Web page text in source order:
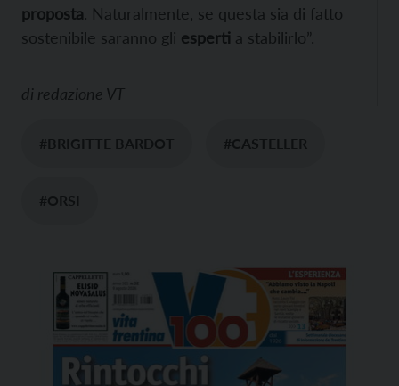
proposta. Naturalmente, se questa sia di fatto
sostenibile saranno gli esperti a stabilirlo”.
di redazione VT
#BRIGITTE BARDOT #CASTELLER
#ORSI